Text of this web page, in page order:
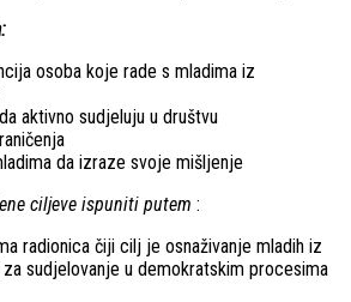
osoba koje rade s mladima iz
aktivno sudjeluju u društvu
da izraze svoje mišljenje
ciljeve ispuniti putem :
radionica čiji cilj je osnaživanje mladih iz
sudjelovanje u demokratskim procesima